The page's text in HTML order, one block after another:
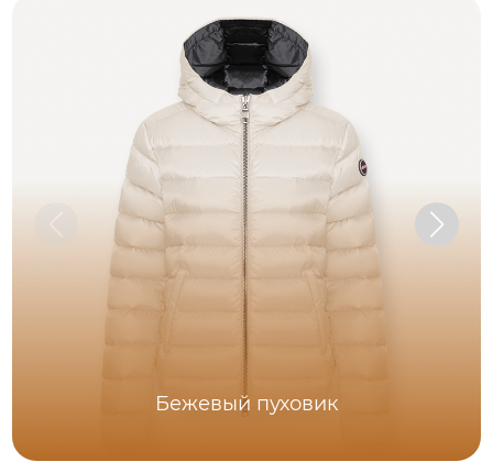
Бежевый пуховик